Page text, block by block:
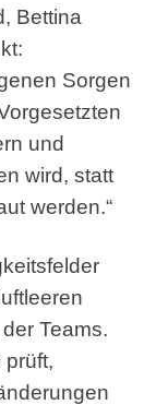
Bettina
Sorgen
und
wird, statt
werden.“
Teams.
prüft,